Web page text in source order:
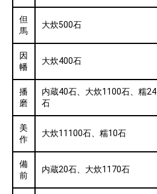
但
馬
大炊500石
因
幡
大炊400石
播
磨
内蔵40石、大炊1100石、糯24
石
美
作
大炊11100石、糯10石
備
前
内蔵20石、大炊1170石